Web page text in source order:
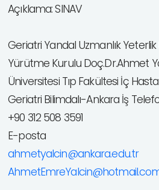
Açıklama: SINAV
Geriatri Yandal Uzmanlık Yeterlik
Yürütme Kurulu Doç.Dr.Ahmet
Üniversitesi Tıp Fakültesi İç
Geriatri Bilimdalı-Ankara İş
+90 312 508 3591
E-posta
ahmetyalcin@ankara.edu.tr